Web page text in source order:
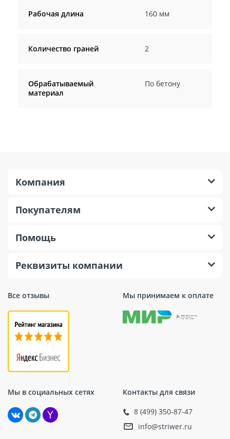
Рабочая длина 160 мм
Количество граней 2
Обрабатываемый
материал
По бетону
Все отзывы Мы принимаем к оплате
Мы в социальных сетях Контакты для связи
8 (499) 350-87-47
info@striwer.ru
Компания
Покупателям
Помощь
Реквизиты компании